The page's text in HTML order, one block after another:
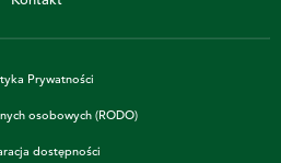
Prywatności
osobowych (RODO)
dostępności